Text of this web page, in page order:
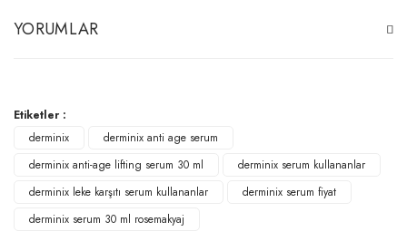
YORUMLAR
Etiketler :
derminix
derminix anti age serum
derminix anti-age lifting serum 30 ml
derminix serum kullananlar
derminix leke karşıtı serum kullananlar
derminix serum fiyat
derminix serum 30 ml rosemakyaj